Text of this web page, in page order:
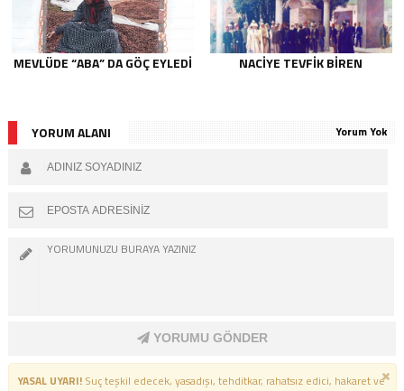
MEVLÜDE “ABA” DA GÖÇ EYLEDI NACIYE TEVFIK BIREN
YORUM ALANI Yorum Yok
YORUMU GÖNDER
YASAL UYARI!Suç teşkil edecek, yasadışı, tehditkar, rahatsız edici, hakaret ve